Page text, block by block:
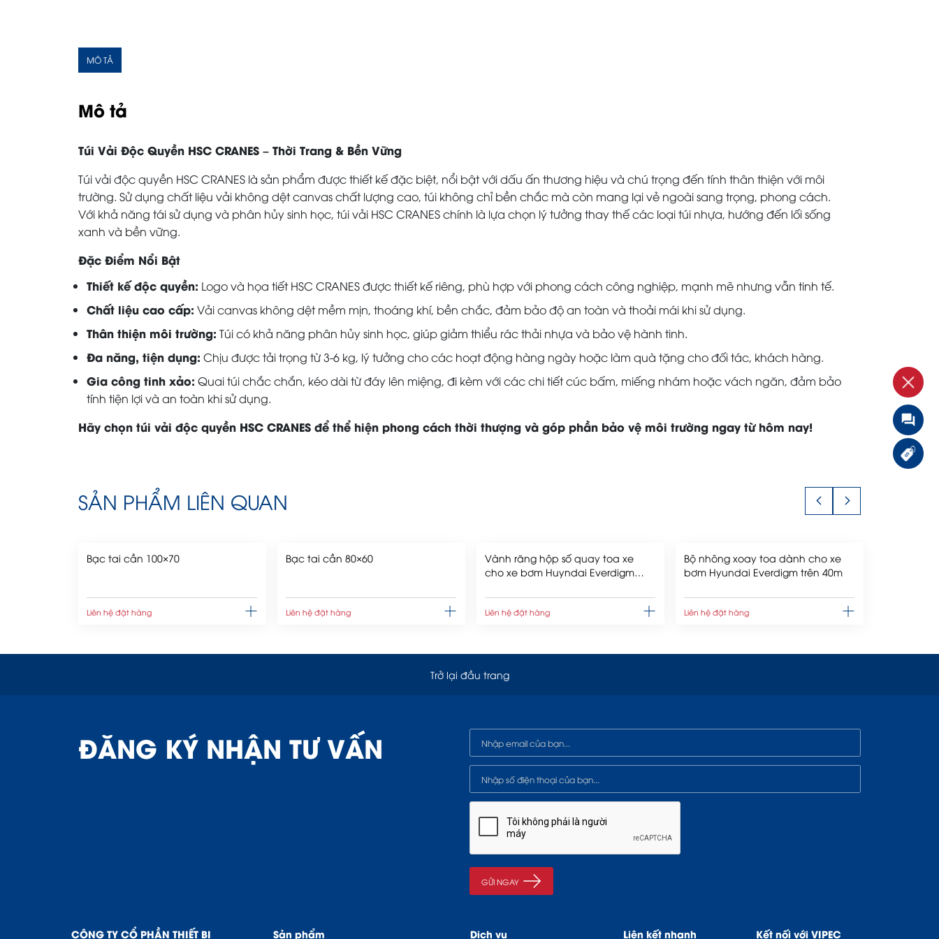
MÔ TẢ
Mô tả
Túi Vải Độc Quyền HSC CRANES – Thời Trang & Bền Vững
Túi vải độc quyền HSC CRANES là sản phẩm được thiết kế đặc biệt, nổi bật với dấu ấn thương hiệu và chú trọng đến tính thân thiện với môi
trường. Sử dụng chất liệu vải không dệt canvas chất lượng cao, túi không chỉ bền chắc mà còn mang lại vẻ ngoài sang trọng, phong cách.
Với khả năng tái sử dụng và phân hủy sinh học, túi vải HSC CRANES chính là lựa chọn lý tưởng thay thế các loại túi nhựa, hướng đến lối sống
xanh và bền vững.
Đặc Điểm Nổi Bật
Thiết kế độc quyền: Logo và họa tiết HSC CRANES được thiết kế riêng, phù hợp với phong cách công nghiệp, mạnh mẽ nhưng vẫn tinh tế.
Chất liệu cao cấp: Vải canvas không dệt mềm mịn, thoáng khí, bền chắc, đảm bảo độ an toàn và thoải mái khi sử dụng.
Thân thiện môi trường: Túi có khả năng phân hủy sinh học, giúp giảm thiểu rác thải nhựa và bảo vệ hành tinh.
Đa năng, tiện dụng: Chịu được tải trọng từ 3-6 kg, lý tưởng cho các hoạt động hàng ngày hoặc làm quà tặng cho đối tác, khách hàng.
Gia công tinh xảo: Quai túi chắc chắn, kéo dài từ đáy lên miệng, đi kèm với các chi tiết cúc bấm, miếng nhám hoặc vách ngăn, đảm bảo
tính tiện lợi và an toàn khi sử dụng.
Hãy chọn túi vải độc quyền HSC CRANES để thể hiện phong cách thời thượng và góp phần bảo vệ môi trường ngay từ hôm nay!
SẢN PHẨM LIÊN QUAN
Bạc tai cần 100×70
Liên hệ đặt hàng
Bạc tai cần 80×60
Liên hệ đặt hàng
Vành răng hộp số quay toa xe
cho xe bơm Huyndai Everdigm
Liên hệ đặt hàng
Bộ nhông xoay toa dành cho xe
bơm Hyundai Everdigm trên 40m
Liên hệ đặt hàng
Trở lại đầu trang
ĐĂNG KÝ NHẬN TƯ VẤN
CÔNG TY CỔ PHẦN THIẾT BỊ Sản phẩm Dịch vụ Liên kết nhanh Kết nối với VIPEC